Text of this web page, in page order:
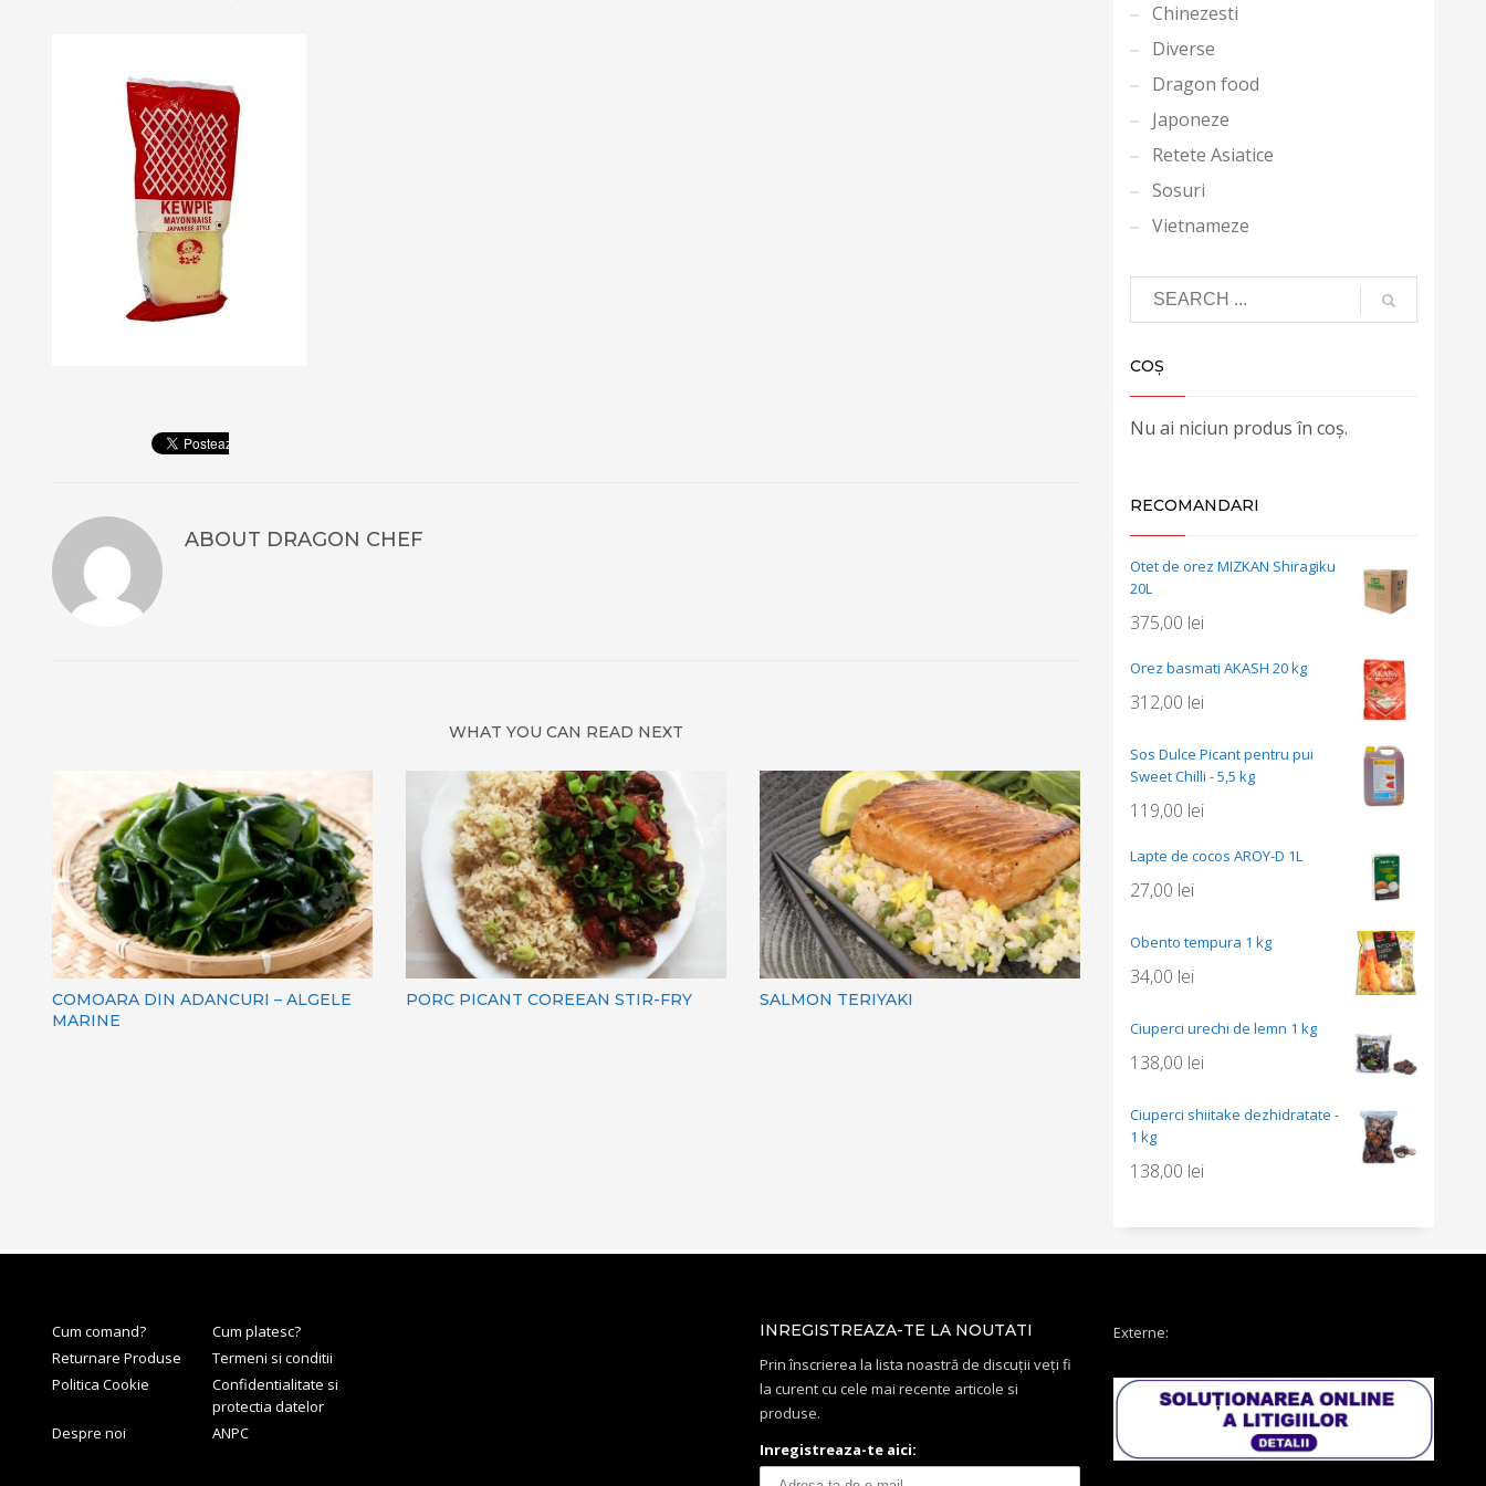
ABOUT DRAGON CHEF
WHAT YOU CAN READ NEXT
COMOARA DIN ADANCURI – ALGELE
MARINE
PORC PICANT COREEAN STIR-FRY SALMON TERIYAKI
Chinezesti
Diverse
Dragon food
Japoneze
Retete Asiatice
Sosuri
Vietnameze
COȘ
Nu ai niciun produs în coș.
RECOMANDARI
Otet de orez MIZKAN Shiragiku
20L
375,00 lei
Orez basmati AKASH 20 kg
312,00 lei
Sos Dulce Picant pentru pui
Sweet Chilli - 5,5 kg
119,00 lei
Lapte de cocos AROY-D 1L
27,00 lei
Obento tempura 1 kg
34,00 lei
Ciuperci urechi de lemn 1 kg
138,00 lei
Ciuperci shiitake dezhidratate -
1 kg
138,00 lei
Cum comand?
Cum platesc?
Returnare Produse
Termeni si conditii
Politica Cookie
Confidentialitate si
protectia datelor
Despre noi
ANPC
INREGISTREAZA-TE LA NOUTATI
Prin înscrierea la lista noastră de discuții veți fi
la curent cu cele mai recente articole si
produse.
Inregistreaza-te aici:
Externe: